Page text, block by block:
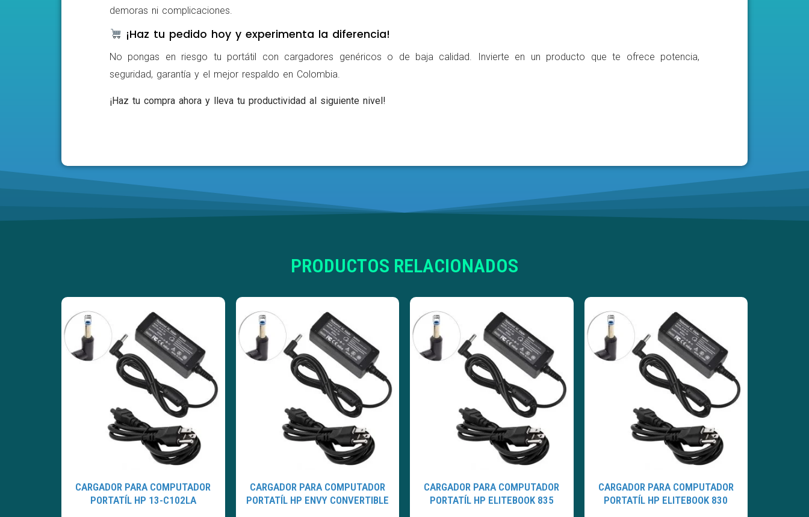
demoras ni complicaciones.
¡Haz tu pedido hoy y experimenta la diferencia!
No pongas en riesgo tu portátil con cargadores genéricos o de baja calidad. Invierte en un producto que te ofrece potencia,
seguridad, garantía y el mejor respaldo en Colombia.
¡Haz tu compra ahora y lleva tu productividad al siguiente nivel!
PRODUCTOS RELACIONADOS
CARGADOR PARA COMPUTADOR
PORTATÍL HP 13-C102LA
CARGADOR PARA COMPUTADOR
PORTATÍL HP ENVY CONVERTIBLE
CARGADOR PARA COMPUTADOR
PORTATÍL HP ELITEBOOK 835
CARGADOR PARA COMPUTADOR
PORTATÍL HP ELITEBOOK 830